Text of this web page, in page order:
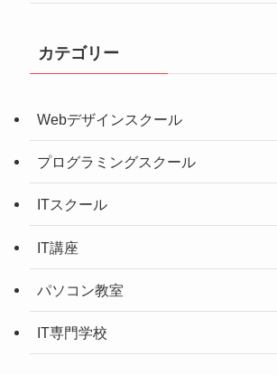
カテゴリー
Webデザインスクール
プログラミングスクール
ITスクール
IT講座
パソコン教室
IT専門学校